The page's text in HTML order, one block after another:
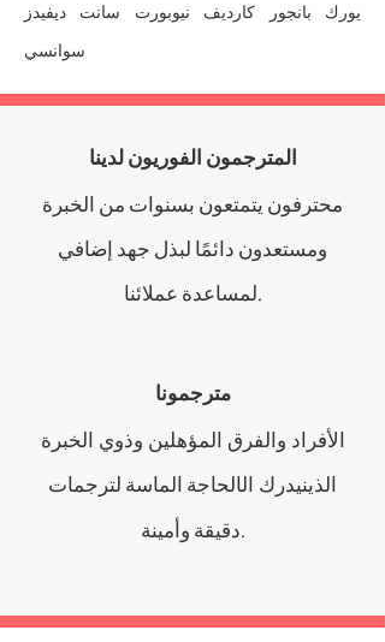
يورك بانجور كارديف نيوبورت سانت ديفيدز
سوانسي
المترجمون الفوريون لدينا
محترفون يتمتعون بسنوات من الخبرة
ومستعدون دائمًا لبذل جهد إضافي
لمساعدة عملائنا.
مترجمونا
الأفراد والفرق المؤهلين وذوي الخبرة
الذينيدرك الالحاجة الماسة لترجمات
دقيقة وأمينة.